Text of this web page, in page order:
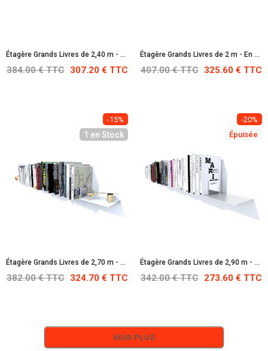
Étagère Grands Livres de 2,40 m - Blanche : RAL 9010
384.00 € TTC 307.20 € TTC
Étagère Grands Livres de 2 m - En Acier Inoxydable
407.00 € TTC 325.60 € TTC
-15%
1 en Stock
Étagère Grands Livres de 2,70 m - Blanche : RAL 9010
382.00 € TTC 324.70 € TTC
-20%
Épuisée
Étagère Grands Livres de 2,90 m - Blanche : RAL 9010
342.00 € TTC 273.60 € TTC
VOIR PLUS